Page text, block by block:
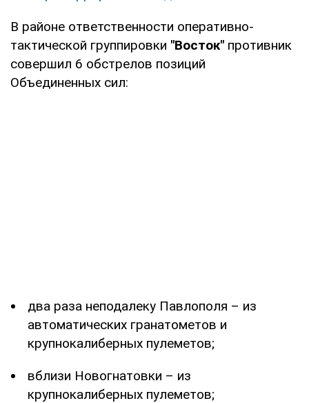
В районе ответственности оперативно-
тактической группировки "Восток" противник
совершил 6 обстрелов позиций
Объединенных сил:
два раза неподалеку Павлополя – из
автоматических гранатометов и
крупнокалиберных пулеметов;
вблизи Новогнатовки – из
крупнокалиберных пулеметов;